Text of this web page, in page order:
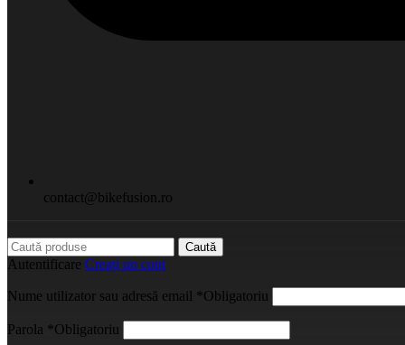
contact@bikefusion.ro
Caută
Autentificare Creați un cont
Nume utilizator sau adresă email *Obligatoriu
Parola *Obligatoriu